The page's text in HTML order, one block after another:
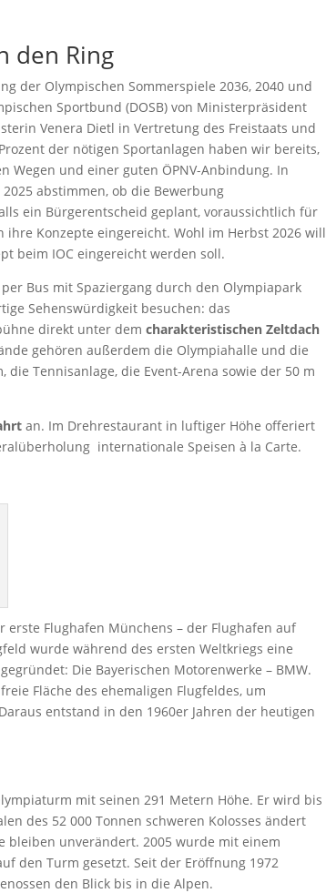
den Ring
der Olympischen Sommerspiele 2036, 2040 und
Sportbund (DOSB) von Ministerpräsident
Venera Dietl in Vertretung des Freistaats und
der nötigen Sportanlagen haben wir bereits,
Wegen und einer guten ÖPNV-Anbindung. In
abstimmen, ob die Bewerbung
ein Bürgerentscheid geplant, voraussichtlich für
Konzepte eingereicht. Wohl im Herbst 2026 will
beim IOC eingereicht werden soll.
Bus mit Spaziergang durch den Olympiapark
Sehenswürdigkeit besuchen: das
direkt unter dem charakteristischen Zeltdach
gehören außerdem die Olympiahalle und die
Tennisanlage, die Event-Arena sowie der 50 m
an. Im Drehrestaurant in luftiger Höhe offeriert
internationale Speisen à la Carte.
Flughafen Münchens – der Flughafen auf
wurde während des ersten Weltkriegs eine
Die Bayerischen Motorenwerke – BMW.
Fläche des ehemaligen Flugfeldes, um
entstand in den 1960er Jahren der heutigen
mit seinen 291 Metern Höhe. Er wird bis
des 52 000 Tonnen schweren Kolosses ändert
bleiben unverändert. 2005 wurde mit einem
den Turm gesetzt. Seit der Eröffnung 1972
den Blick bis in die Alpen.